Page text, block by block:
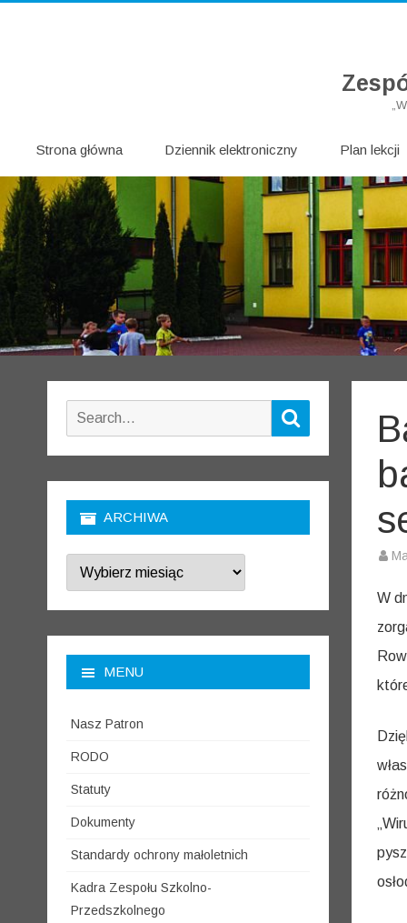
Strona główna Dziennik elektroniczny Plan lekcji
W
Search
ARCHIWA
Archiwa
MENU
Nasz Patron
RODO
Statuty
Dokumenty
Standardy ochrony małoletnich
Kadra Zespołu Szkolno-
Przedszkolnego